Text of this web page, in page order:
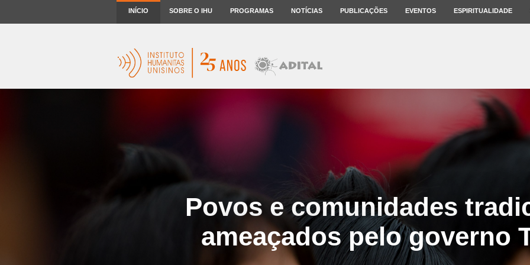
INÍCIO SOBRE O IHU PROGRAMAS NOTÍCIAS PUBLICAÇÕES EVENTOS ESPIRITUALIDADE
Povos e comunidades
ameaçados pelo governo